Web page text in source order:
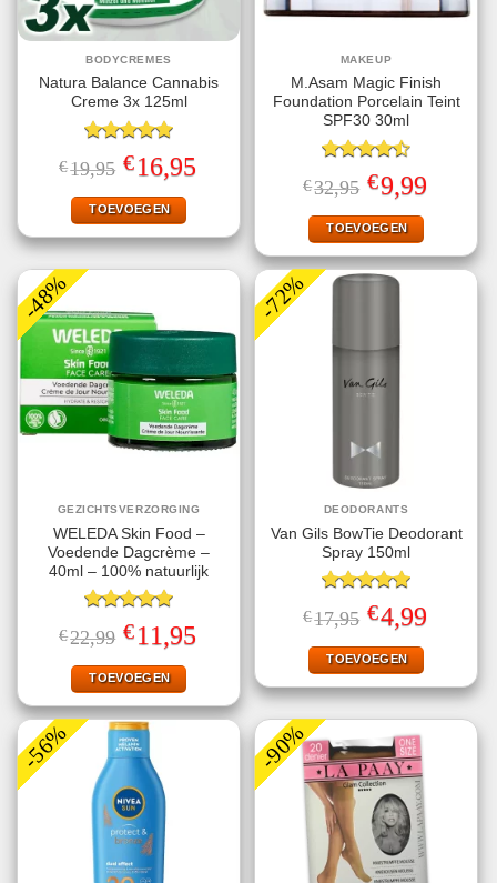
BODYCREMES
Natura Balance Cannabis
Creme 3x 125ml
Gewaardeerd
5.00uit 5
€19,95 Oorspronkelijke
prijs
was:
€19,95.
€16,95prijs
TOEVOEGEN
MAKEUP
M.Asam Magic Finish
Foundation Porcelain Teint
SPF30 30ml
Gewaardeerd
4.50uit 5
€32,95 Oorspronkelijke
prijs
was:
€32,95.
€9,99Huidige
prijs
TOEVOEGEN
-48%
GEZICHTSVERZORGING
WELEDA Skin Food –
Voedende Dagcrème –
40ml – 100% natuurlijk
Gewaardeerd
5.00uit 5
€22,99 Oorspronkelijke
prijs
was:
€22,99.
€11,95prijs
TOEVOEGEN
-72%
DEODORANTS
Van Gils BowTie Deodorant
Spray 150ml
Gewaardeerd
5.00uit 5
€17,95 Oorspronkelijke
prijs
was:
€17,95.
€4,99Huidige
prijs
TOEVOEGEN
-56% -90%